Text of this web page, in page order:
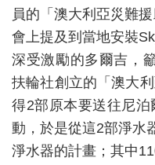
員的「澳大利亞災難
會上提及到當地安裝
深受激勵的多爾吉，
扶輪社創立的「澳大
得2部原本要送往尼
動，於是從這2部淨水
淨水器的計畫；其中